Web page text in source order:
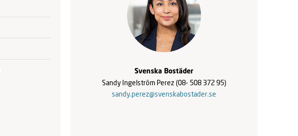
Svenska Bostäder
Sandy Ingelström Perez (08- 508 372 95)
sandy.perez@svenskabostader.se